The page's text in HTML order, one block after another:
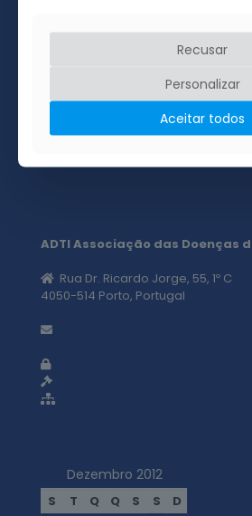
Acreditamos que é possível
próximo, acreditamos ainda que
palavra amiga podemos
ADTI Associação das Doenças
Rua Dr. Ricardo Jorge, 55, 1º C
4050-514 Porto, Portugal
Dezembro 2012
S T Q Q S S
D
Recusar
Personalizar
Aceitar todos